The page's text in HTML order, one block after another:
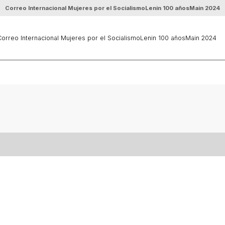
Correo Internacional Mujeres por el SocialismoLenin 100 añosMain 2024
Internacional Mujeres por el SocialismoLenin 100 añosMain 2024